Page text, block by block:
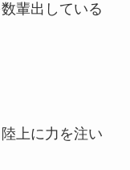
輩出している
上に力を注い